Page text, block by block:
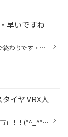
早いですね
あっという間に7月も今日で終わりです・・(^_^.) 早いですよねぇ～。 そういえば梅雨ってまだあけてない!?ですよね・・ でも8月は夏本番な感じで ただただ毎日天気が良く、暑い印象です。 そんな夏が結構好きです(*^_^*) 花火大会やビアガーデンなど、 夏のイベントも盛りだくさんですよね！！ さて...
イヤ VRX人
好評開催中の「夏の集中得市」！！(*^_^*) 期間中はタイヤの交換や、オイル交換など みなさまにご来店頂きありがとうございました!(^^)! 実はこの集中得市中に結構人気だった商品が・・・ 「スタッドレスタイヤ！！！」なんです。 9月1日よりスタッドレスタイヤが値上がりになることもあり 今年交換...